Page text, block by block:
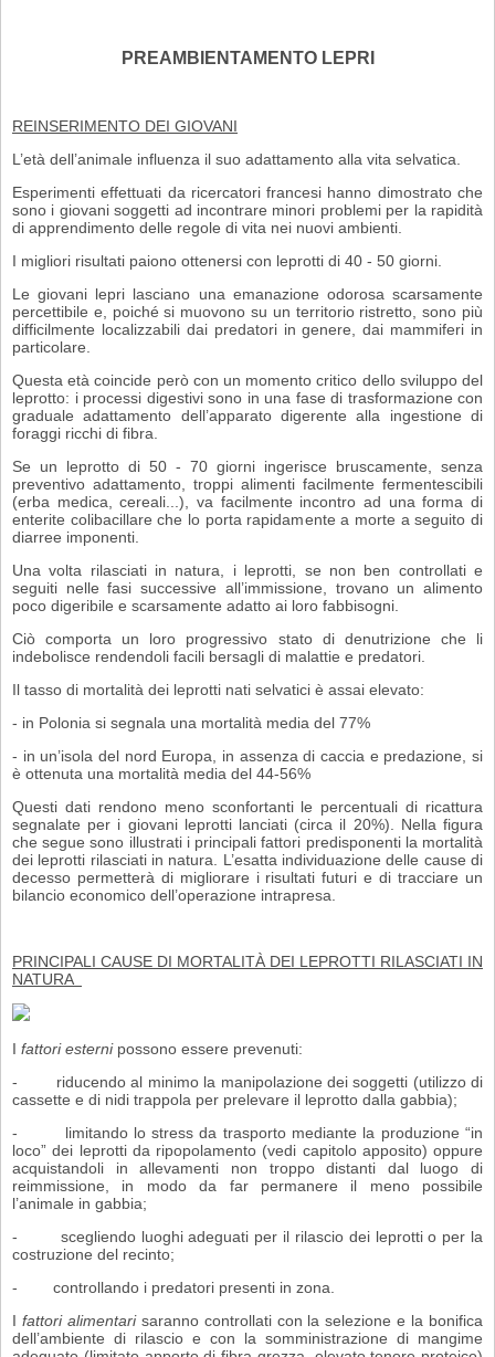
PREAMBIENTAMENTO LEPRI
REINSERIMENTO DEI GIOVANI
L’età dell’animale influenza il suo adattamento alla vita selvatica.
Esperimenti effettuati da ricercatori francesi hanno dimostrato che
sono i giovani soggetti ad incontrare minori problemi per la rapidità
di apprendimento delle regole di vita nei nuovi ambienti.
I migliori risultati paiono ottenersi con leprotti di 40 - 50 giorni.
Le giovani lepri lasciano una emanazione odorosa scarsamente
percettibile e, poiché si muovono su un territorio ristretto, sono più
difficilmente localizzabili dai pre­datori in genere, dai mammiferi in
particolare.
Questa età coincide però con un momento critico dello sviluppo del
leprotto: i processi digestivi sono in una fase di trasformazione con
graduale adattamento dell’apparato digerente alla ingestione di
foraggi ricchi di fibra.
Se un leprotto di 50 - 70 giorni ingerisce bruscamente, senza
preventivo adatta­mento, troppi alimenti facilmente fermentescibili
(erba medica, cereali...), va facilmente incontro ad una forma di
enterite colibacillare che lo porta rapidamente a morte a seguito di
diarree imponenti.
Una volta rilasciati in natura, i leprotti, se non ben controllati e
seguiti nelle fasi successive all’immissione, trovano un alimento
poco digeribile e scarsamente adatto ai loro fabbisogni.
Ciò comporta un loro progressivo stato di denutrizione che li
indebolisce rendendoli facili bersagli di malattie e predatori.
Il tasso di mortalità dei leprotti nati selvatici è assai elevato:
- in Polonia si segnala una mortalità media del 77%
- in un’isola del nord Europa, in assenza di caccia e predazione, si
è ottenuta una mortalità media del 44-56%
Questi dati rendono meno sconfortanti le percentuali di ricattura
segnalate per i giovani leprotti lanciati (circa il 20%). Nella figura
che segue sono illustrati i principali fattori predisponenti la mortalità
dei leprotti rilasciati in natura. L’esatta individuazione delle cause di
decesso permetterà di migliorare i risultati futuri e di tracciare un
bilancio economico dell’operazione intrapresa.
PRINCIPALI CAUSE DI MORTALITÀ DEI LEPROTTI RILASCIATI IN
NATURA
I fattori esterni possono essere prevenuti:
- riducendo al minimo la manipolazione dei soggetti (utilizzo di
cassette e di nidi trappola per prelevare il leprotto dalla gabbia);
- limitando lo stress da trasporto mediante la produzione “in
loco” dei leprotti da ripopolamento (vedi capitolo apposito) oppure
acquistandoli in allevamenti non troppo distanti dal luogo di
reimmissione, in modo da far permanere il meno possibile
l’animale in gabbia;
- scegliendo luoghi adeguati per il rilascio dei leprotti o per la
costruzione del recinto;
- controllando i predatori presenti in zona.
I fattori alimentari saranno controllati con la selezione e la bonifica
dell’ambiente di rilascio e con la somministrazione di mangime